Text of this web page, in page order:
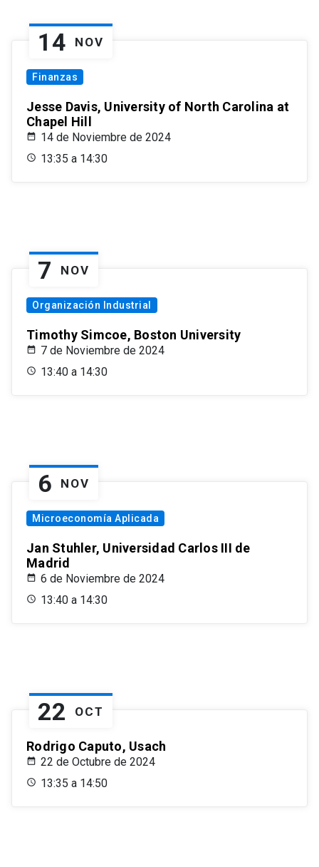
14 NOV
Finanzas
Jesse Davis, University of North Carolina at
Chapel Hill
14 de Noviembre de 2024
13:35 a 14:30
7 NOV
Organización Industrial
Timothy Simcoe, Boston University
7 de Noviembre de 2024
13:40 a 14:30
6 NOV
Microeconomía Aplicada
Jan Stuhler, Universidad Carlos III de
Madrid
6 de Noviembre de 2024
13:40 a 14:30
22 OCT
Rodrigo Caputo, Usach
22 de Octubre de 2024
13:35 a 14:50